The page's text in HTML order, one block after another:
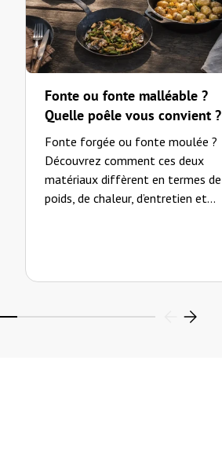
Fonte ou fonte malléable ?
Quelle poêle vous convient ?
Fonte forgée ou fonte moulée ?
Découvrez comment ces deux
matériaux diffèrent en termes de
poids, de chaleur, d’entretien et...